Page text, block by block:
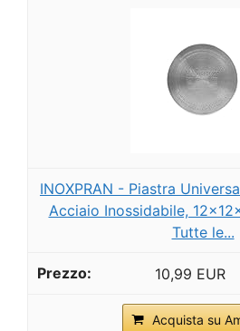
INOXPRAN - Piastra
Acciaio Inossidabile,
Tutte le...
10,99 EUR
Acquista su